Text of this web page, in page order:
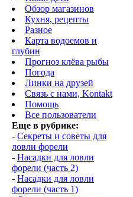
Обзор магазинов
Кухня, рецепты
Разное
Карта водоемов и
глубин
Прогноз клёва рыбы
Погода
Линки на друзей
Связь с нами, Kontakt
Помощь
Все пользователи
Еще в рубрике:
- Секреты и советы для
ловли форели
- Насадки для ловли
форели (часть 2)
- Насадки для ловли
форели (часть 1)